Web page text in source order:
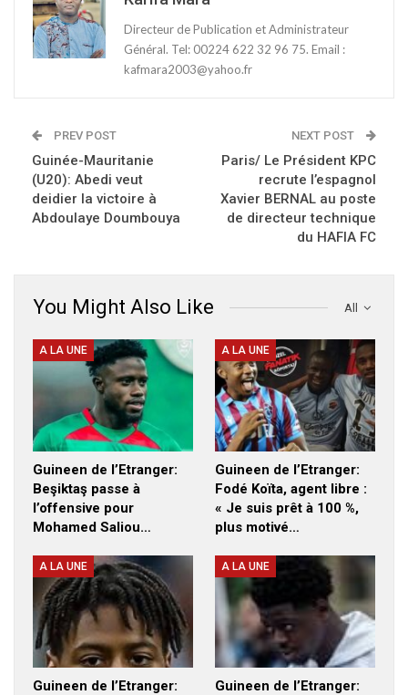
Directeur de Publication et Administrateur
Général. Tel: 00224 622 32 96 75. Email :
kafmara2003@yahoo.fr
PREV POST
Guinée-Mauritanie
(U20): Abedi veut
deidier la victoire à
Abdoulaye Doumbouya
NEXT POST
Paris/ Le Président KPC
recrute l’espagnol
Xavier BERNAL au poste
de directeur technique
du HAFIA FC
All
You Might Also Like
A LA UNE
Guineen de l’Etranger:
Beşiktaş passe à
l’offensive pour
Mohamed Saliou…
A LA UNE
Guineen de l’Etranger:
Fodé Koïta, agent libre :
« Je suis prêt à 100 %,
plus motivé…
A LA UNE
Guineen de l’Etranger:
A LA UNE
Guineen de l’Etranger: